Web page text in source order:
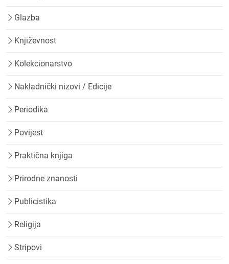
Glazba
Književnost
Kolekcionarstvo
Nakladnički nizovi / Edicije
Periodika
Povijest
Praktična knjiga
Prirodne znanosti
Publicistika
Religija
Stripovi